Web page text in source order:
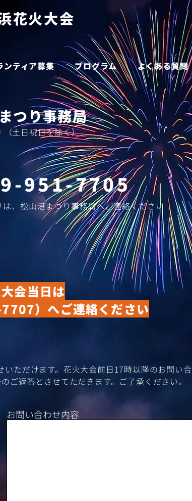
花火大会
ンティア募集 プログラム よくある質問
つり事務局
（土日祝日を除く）
951-7705
、松山港まつり事務局へご連絡ください
会当日は
7707）へご連絡ください
ただけます。花火大会前日17時以降のお問い合
ご返答とさせてただきます。ご了承ください。
お問い合わせ内容